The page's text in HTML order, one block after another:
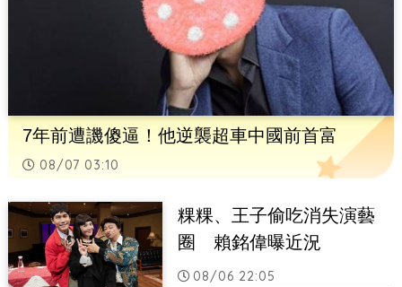
7年前遭譏傻逼！他逆襲超車中國前首富
08/07 03:10
粿粿、王子偷吃消失演藝
圈　賴銘偉曝近況
08/06 22:05